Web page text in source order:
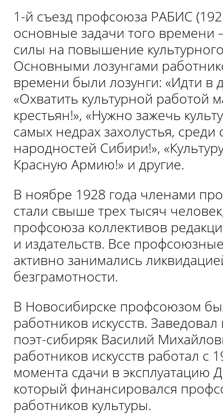
1-й съезд профсоюза РАБИС
основные задачи того времени
силы на повышение
Основными лозунгами
времени были лозунги: «Идти в
«Охватить культурной работой
крестьян!», «Нужно зажечь
самых недрах захолустья, среди
народностей Сибири!»,
Красную Армию!» и другие.
В ноябре 1928 года членами
стали свыше трех тысяч
профсоюза коллективов
и издательств. Все
активно занимались
безграмотности.
В Новосибирске профсоюзом
работников искусств.
поэт-сибиряк Василий
работников искусств работал с
момента сдачи в эксплуатацию
который финансировался
работников культуры.